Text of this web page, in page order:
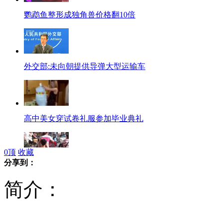
鹦鹉鱼整形成独角兽价格翻10倍
外交部:未向朝提供导弹大型运输车
高中美女穿试卷礼服参加毕业典礼
0顶 收藏
分享到：
简介：